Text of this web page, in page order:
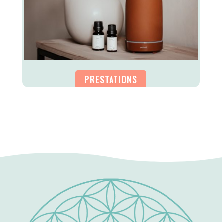
PRESTATIONS